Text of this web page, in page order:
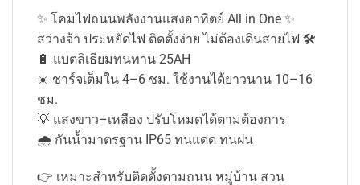
✨ โคมไฟถนนพลังงานแสงอาทิตย์ All in One ✨
สว่างจ้า ประหยัดไฟ ติดตั้งง่าย ไม่ต้องเดินสายไฟ 🛠️
🔋 แบตลิเธียมทนทาน 25AH
☀️ ชาร์จเต็มใน 4–6 ชม. ใช้งานได้ยาวนาน 10–16
ชม.
💡 แสงขาว–เหลือง ปรับโหมดได้ตามต้องการ
🌧️ กันน้ำมาตรฐาน IP65 ทนแดด ทนฝน
👉 เหมาะสำหรับติดตั้งตามถนน หมู่บ้าน สวน